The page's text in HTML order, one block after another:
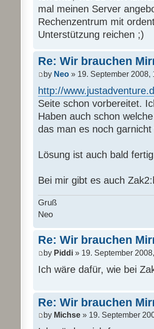
mal meinen Server
Rechenzentrum mit
Unterstützung reichen ;)
Re: Wir brauchen
by Neo » 19. September 2008,
http://
Seite schon vorbereitet.
Haben auch schon
das man es noch
Lösung ist auch bald fertig
Bei mir gibt es auch
Gruß
Neo
Re: Wir brauchen
by Piddi » 19. September
Ich wäre dafür, wie bei
Re: Wir brauchen
by Michse » 19. September